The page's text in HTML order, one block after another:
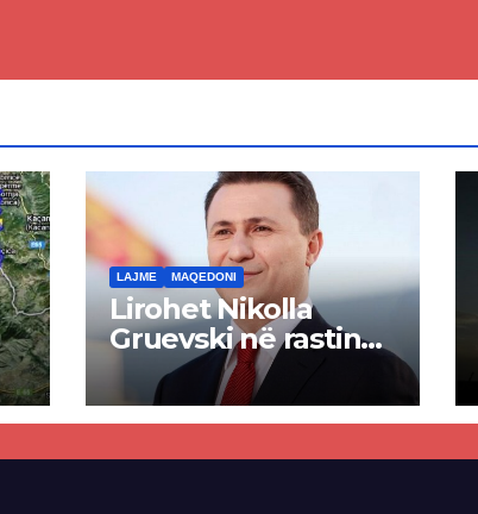
LAJME MAQEDONI
Lirohet Nikolla
Gruevski në rastin
“Talir 2”, gjykata
rrëzon akuzat për
ndërtimin e
paligjshëm të selisë